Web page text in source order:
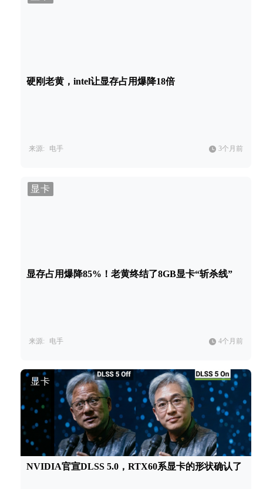
硬刚老黄，intel让显存占用爆降18倍
来源: 电手 3个月前
显卡
显存占用爆降85%！老黄终结了8GB显卡“斩杀线”
来源: 电手 4个月前
显卡
NVIDIA官宣DLSS 5.0，RTX60系显卡的形状确认了